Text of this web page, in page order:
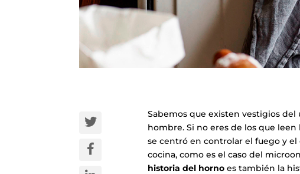
Sabemos que existen vestigios
hombre. Si no eres de los que leen
se centró en controlar el fuego y el
cocina, como es el caso del
historia del horno es también la